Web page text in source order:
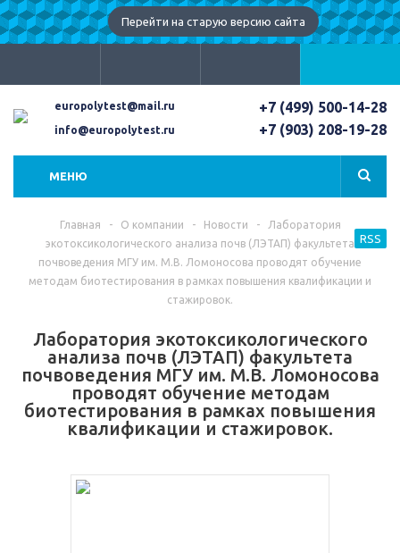
Перейти на старую версию сайта
europolytest@mail.ru
info@europolytest.ru
+7 (499) 500-14-28
+7 (903) 208-19-28
МЕНЮ
Главная - О компании - Новости -
Лаборатория
экотоксикологического анализа почв (ЛЭТАП) факультета
почвоведения МГУ им. М.В. Ломоносова проводят обучение
методам биотестирования в рамках повышения квалификации и
стажировок.
Лаборатория экотоксикологического
анализа почв (ЛЭТАП) факультета
почвоведения МГУ им. М.В. Ломоносова
проводят обучение методам
биотестирования в рамках повышения
квалификации и стажировок.
RSS